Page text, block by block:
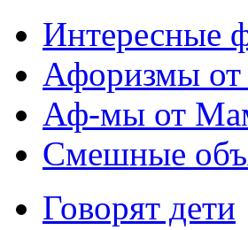
Интересные
Афоризмы
Аф-мы от
Смешные
Говорят дети